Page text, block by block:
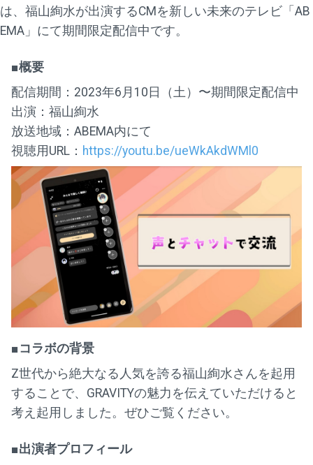
は、福山絢水が出演するCMを新しい未来のテレビ「AB
EMA」にて期間限定配信中です。
■概要
配信期間：2023年6月10日（土）〜期間限定配信中
出演：福山絢水
放送地域：ABEMA内にて
視聴用URL： https://youtu.be/ueWkAkdWMl0
■コラボの背景
Z世代から絶大なる人気を誇る福山絢水さんを起用
することで、GRAVITYの魅力を伝えていただけると
考え起用しました。ぜひご覧ください。
■出演者プロフィール